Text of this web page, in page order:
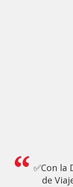
✅Con la
de